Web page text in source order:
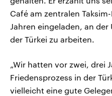
Café am zentralen
Jahren eingeladen, an
der Türkei zu arbeiten.
„Wir hatten vor zwei, drei
Friedensprozess in der
vielleicht eine gute